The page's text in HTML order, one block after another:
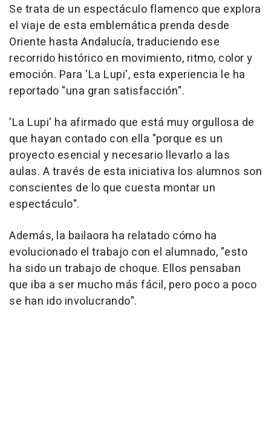
Se trata de un espectáculo flamenco que explora
el viaje de esta emblemática prenda desde
Oriente hasta Andalucía, traduciendo ese
recorrido histórico en movimiento, ritmo, color y
emoción. Para 'La Lupi', esta experiencia le ha
reportado "una gran satisfacción".
'La Lupi' ha afirmado que está muy orgullosa de
que hayan contado con ella "porque es un
proyecto esencial y necesario llevarlo a las
aulas. A través de esta iniciativa los alumnos son
conscientes de lo que cuesta montar un
espectáculo".
Además, la bailaora ha relatado cómo ha
evolucionado el trabajo con el alumnado, "esto
ha sido un trabajo de choque. Ellos pensaban
que iba a ser mucho más fácil, pero poco a poco
se han ido involucrando".